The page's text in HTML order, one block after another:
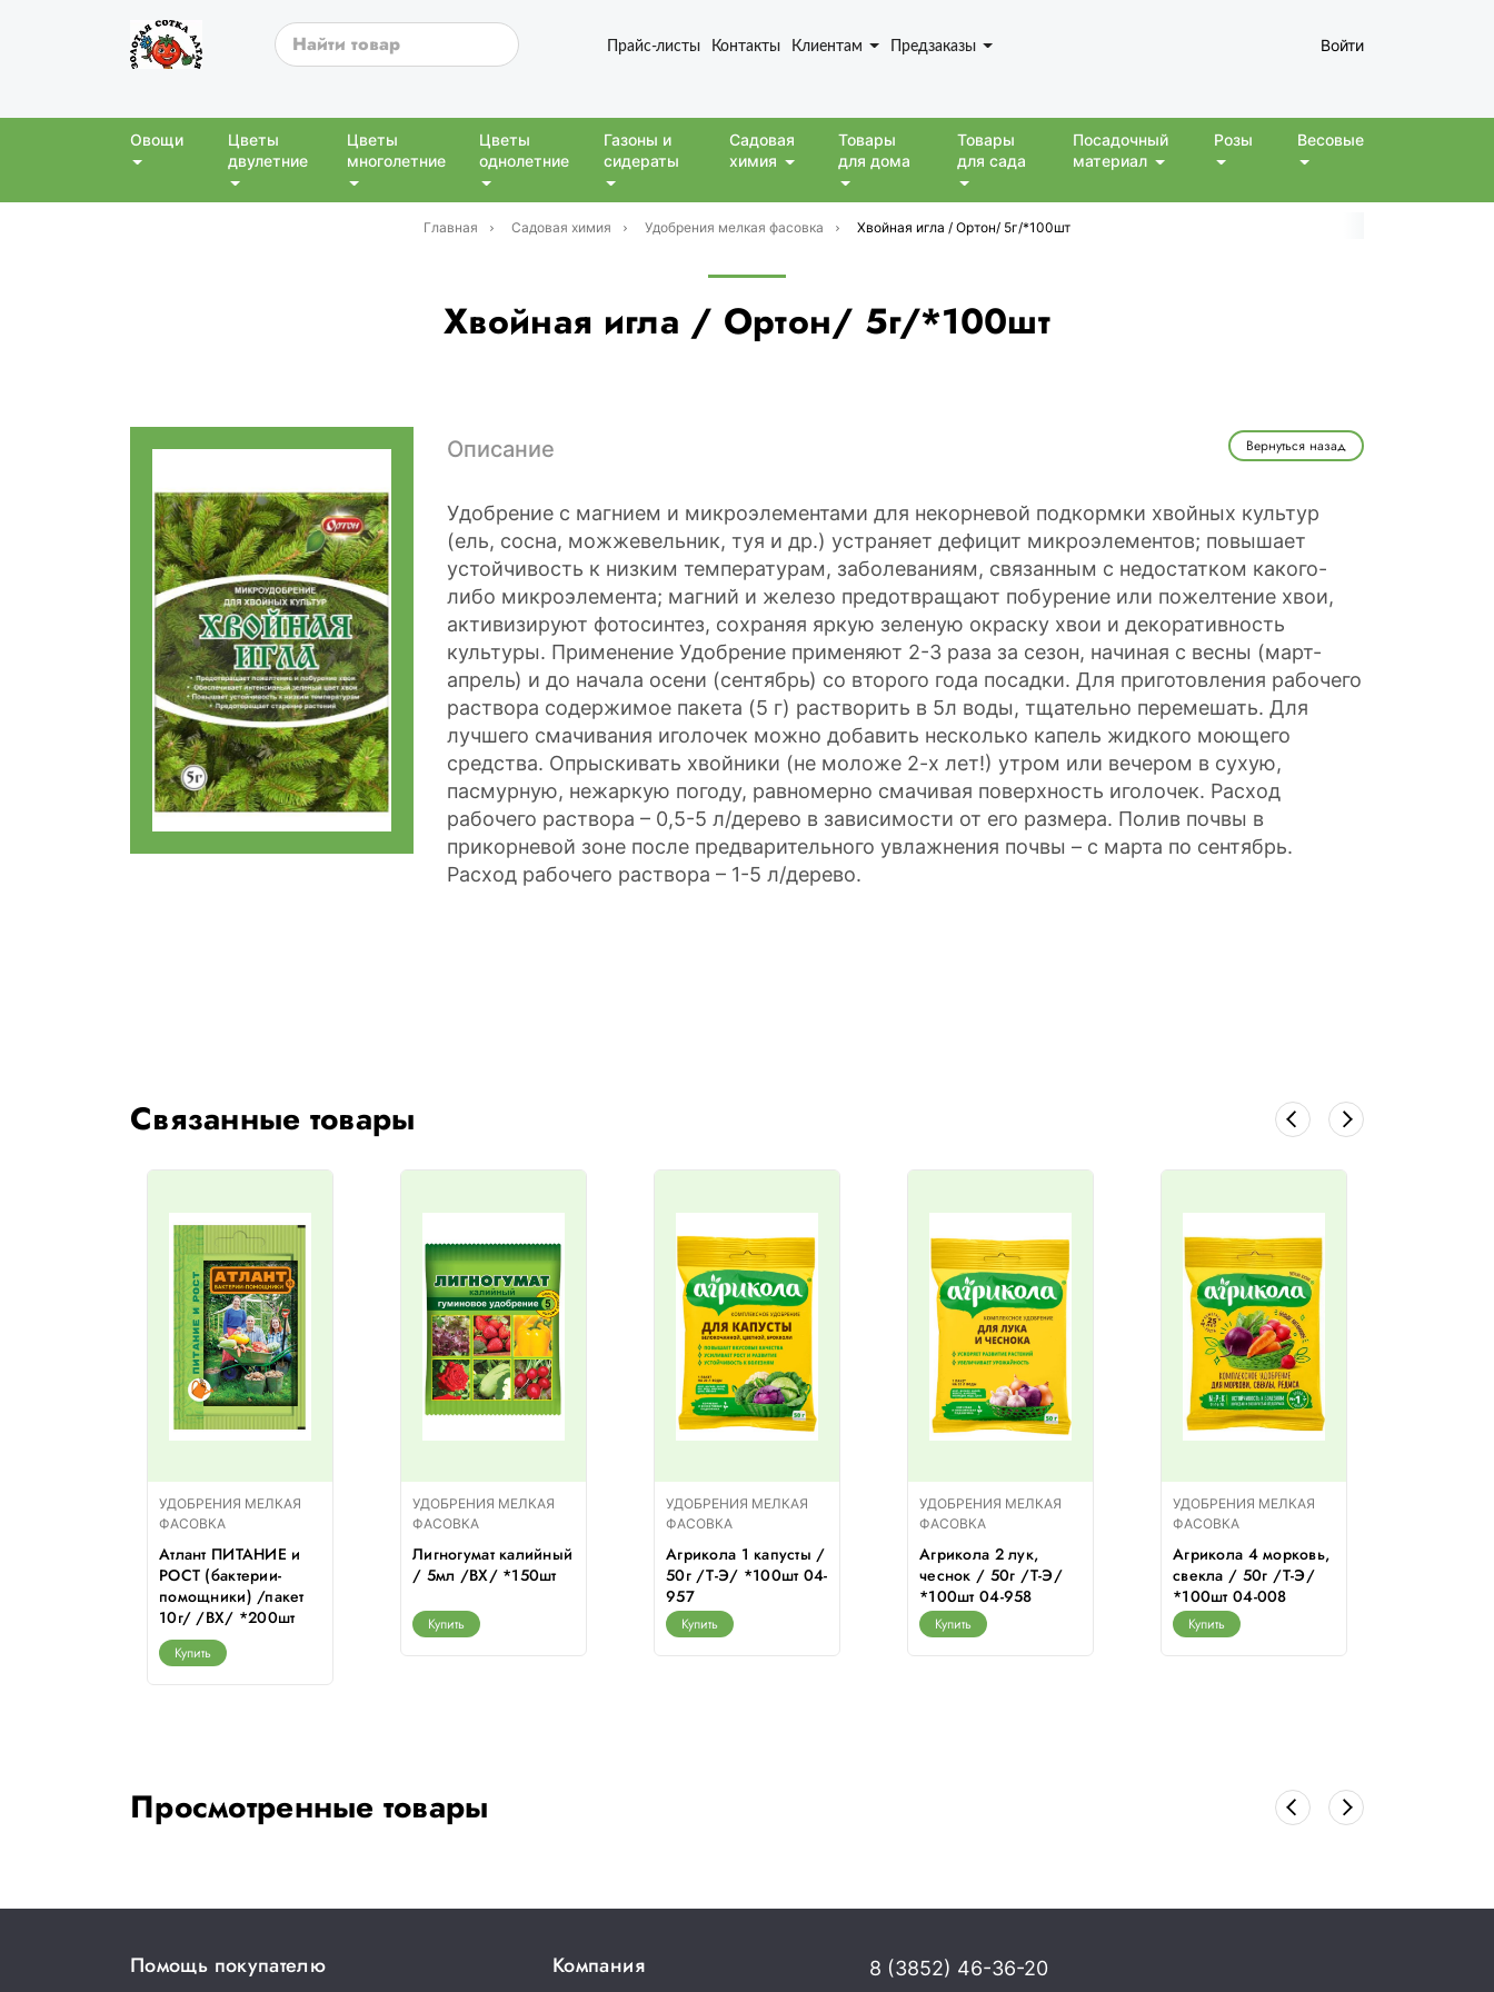
Прайс-листы Контакты Клиентам Предзаказы Войти
Овощи
Цветы
двулетние
Цветы
многолетние
Цветы
однолетние
Газоны и
сидераты
Садовая
химия
Товары
для дома
Товары
для сада
Посадочный
материал
Розы Весовые
Главная Садовая химия Удобрения мелкая фасовка Хвойная игла / Ортон/ 5г/*100шт
Хвойная игла / Ортон/ 5г/*100шт
Вернуться назад
Описание
Удобрение с магнием и микроэлементами для некорневой подкормки хвойных культур
(ель, сосна, можжевельник, туя и др.) устраняет дефицит микроэлементов; повышает
устойчивость к низким температурам, заболеваниям, связанным с недостатком какого-
либо микроэлемента; магний и железо предотвращают побурение или пожелтение хвои,
активизируют фотосинтез, сохраняя яркую зеленую окраску хвои и декоративность
культуры. Применение Удобрение применяют 2-3 раза за сезон, начиная с весны (март-
апрель) и до начала осени (сентябрь) со второго года посадки. Для приготовления рабочего
раствора содержимое пакета (5 г) растворить в 5л воды, тщательно перемешать. Для
лучшего смачивания иголочек можно добавить несколько капель жидкого моющего
средства. Опрыскивать хвойники (не моложе 2-х лет!) утром или вечером в сухую,
пасмурную, нежаркую погоду, равномерно смачивая поверхность иголочек. Расход
рабочего раствора – 0,5-5 л/дерево в зависимости от его размера. Полив почвы в
прикорневой зоне после предварительного увлажнения почвы – с марта по сентябрь.
Расход рабочего раствора – 1-5 л/дерево.
Связанные товары
УДОБРЕНИЯ МЕЛКАЯ
ФАСОВКА
Атлант ПИТАНИЕ и
РОСТ (бактерии-
помощники) /пакет
10г/ /ВХ/ *200шт
Купить
УДОБРЕНИЯ МЕЛКАЯ
ФАСОВКА
Лигногумат калийный
/ 5мл /ВХ/ *150шт
Купить
УДОБРЕНИЯ МЕЛКАЯ
ФАСОВКА
Агрикола 1 капусты /
50г /Т-Э/ *100шт 04-
957
Купить
УДОБРЕНИЯ МЕЛКАЯ
ФАСОВКА
Агрикола 2 лук,
чеснок / 50г /Т-Э/
*100шт 04-958
Купить
УДОБРЕНИЯ МЕЛКАЯ
ФАСОВКА
Агрикола 4 морковь,
свекла / 50г /Т-Э/
*100шт 04-008
Купить
Просмотренные товары
Помощь покупателю Компания 8 (3852) 46-36-20